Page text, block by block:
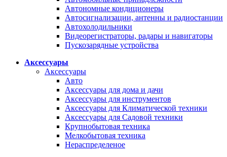
Автономные кондиционеры
Автосигнализации, антенны и радиостанции
Автохолодильники
Видеорегистраторы, радары и навигаторы
Пускозарядные устройства
Аксессуары
Аксессуары
Авто
Аксессуары для дома и дачи
Аксессуары для инструментов
Аксессуары для Климатической техники
Аксессуары для Садовой техники
Крупнобытовая техника
Мелкобытовая техника
Нераспределеное